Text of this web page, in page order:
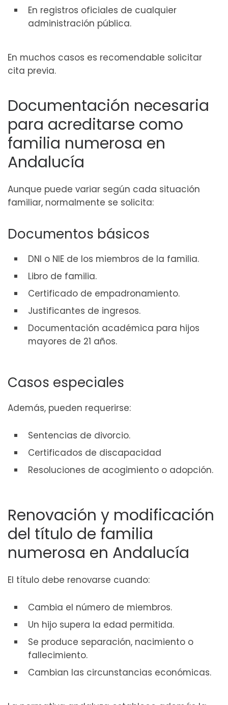
En registros oficiales de cualquier
administración pública.
En muchos casos es recomendable solicitar
cita previa.
Documentación necesaria
para acreditarse como
familia numerosa en
Andalucía
Aunque puede variar según cada situación
familiar, normalmente se solicita:
Documentos básicos
DNI o NIE de los miembros de la familia.
Libro de familia.
Certificado de empadronamiento.
Justificantes de ingresos.
Documentación académica para hijos
mayores de 21 años.
Casos especiales
Además, pueden requerirse:
Sentencias de divorcio.
Certificados de discapacidad
Resoluciones de acogimiento o adopción.
Renovación y modificación
del título de familia
numerosa en Andalucía
El título debe renovarse cuando:
Cambia el número de miembros.
Un hijo supera la edad permitida.
Se produce separación, nacimiento o
fallecimiento.
Cambian las circunstancias económicas.